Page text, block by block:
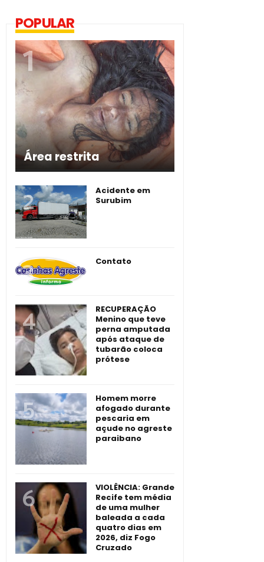
POPULAR
Área restrita
Acidente em
Surubim
Contato
RECUPERAÇÃO
Menino que teve
perna amputada
após ataque de
tubarão coloca
prótese
Homem morre
afogado durante
pescaria em
açude no agreste
paraibano
VIOLÊNCIA: Grande
Recife tem média
de uma mulher
baleada a cada
quatro dias em
2026, diz Fogo
Cruzado